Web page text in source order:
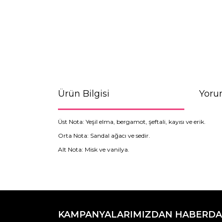
Ürün Bilgisi
Üst Nota: Yeşil elma, bergamot, şeftali, kayısı ve erik.
Orta Nota: Sandal ağacı ve sedir.
Alt Nota: Misk ve vanilya.
Görüş ve önerileriniz için teşekkür ederiz.
Ürün resmi kalitesiz, bozuk veya
KAMPANYALARIMIZDAN